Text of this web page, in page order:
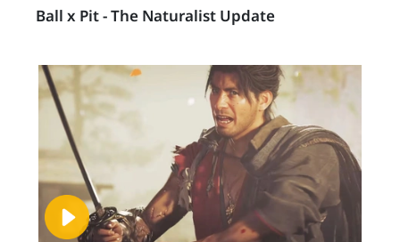
Ball x Pit - The Naturalist Update